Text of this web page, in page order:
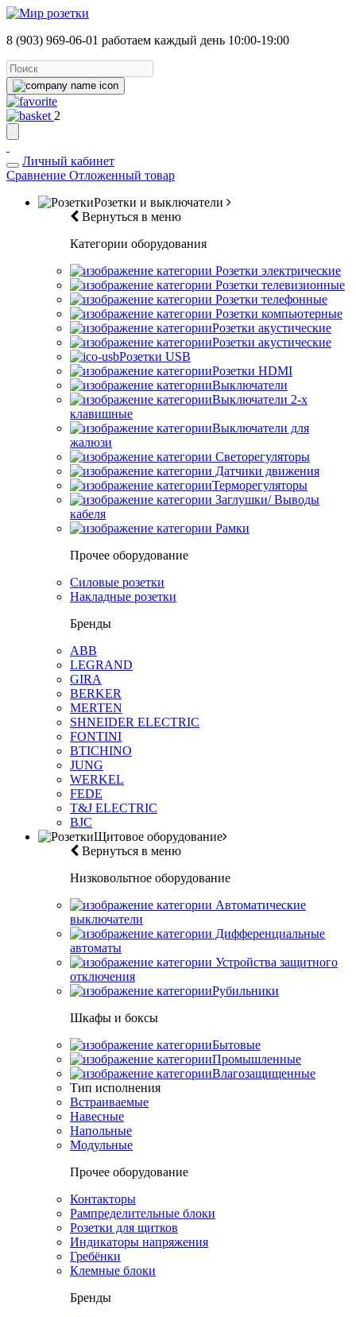
8 (903) 969-06-01 работаем каждый день 10:00-19:00
2
Личный кабинет
Сравнение Отложенный товар
Розетки и выключатели
Вернуться в меню
Категории оборудования
Розетки электрические
Розетки телевизионные
Розетки телефонные
Розетки компьютерные
Розетки акустические
Розетки акустические
Розетки USB
Розетки HDMI
Выключатели
Выключатели 2-х
клавишные
Выключатели для
жалюзи
Светорегуляторы
Датчики движения
Терморегуляторы
Заглушки/ Выводы
кабеля
Рамки
Прочее оборудование
Силовые розетки
Накладные розетки
Бренды
ABB
LEGRAND
GIRA
BERKER
MERTEN
SHNEIDER ELECTRIC
FONTINI
BTICHINO
JUNG
WERKEL
FEDE
T&J ELECTRIC
BJC
Щитовое оборудование
Вернуться в меню
Низковольтное оборудование
Автоматические
выключатели
Дифференциальные
автоматы
Устройства защитного
отключения
Рубильники
Шкафы и боксы
Бытовые
Промышленные
Влагозащищенные
Тип исполнения
Встраиваемые
Навесные
Напольные
Модульные
Прочее оборудование
Контакторы
Рампределительные блоки
Розетки для щитков
Индикаторы напряжения
Гребёнки
Клемные блоки
Бренды